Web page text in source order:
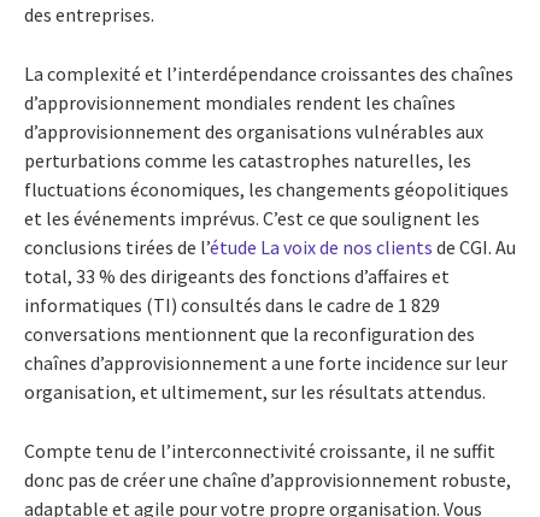
des entreprises.
La complexité et l’interdépendance croissantes des chaînes
d’approvisionnement mondiales rendent les chaînes
d’approvisionnement des organisations vulnérables aux
perturbations comme les catastrophes naturelles, les
fluctuations économiques, les changements géopolitiques
et les événements imprévus. C’est ce que soulignent les
conclusions tirées de l’étude La voix de nos clients de CGI. Au
total, 33 % des dirigeants des fonctions d’affaires et
informatiques (TI) consultés dans le cadre de 1 829
conversations mentionnent que la reconfiguration des
chaînes d’approvisionnement a une forte incidence sur leur
organisation, et ultimement, sur les résultats attendus.
Compte tenu de l’interconnectivité croissante, il ne suffit
donc pas de créer une chaîne d’approvisionnement robuste,
adaptable et agile pour votre propre organisation. Vous